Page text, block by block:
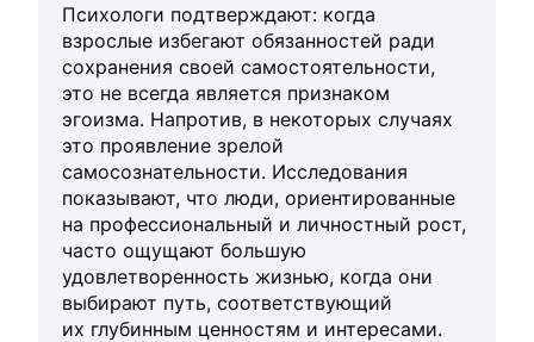
Психологи подтверждают: когда
взрослые избегают обязанностей ради
сохранения своей самостоятельности,
это не всегда является признаком
эгоизма. Напротив, в некоторых случаях
это проявление зрелой
самосознательности. Исследования
показывают, что люди, ориентированные
на профессиональный и личностный рост,
часто ощущают большую
удовлетворенность жизнью, когда они
выбирают путь, соответствующий
их глубинным ценностям и интересами.